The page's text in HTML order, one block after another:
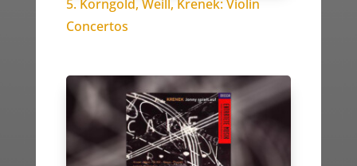
5. Korngold, Weill, Krenek: Violin
Concertos